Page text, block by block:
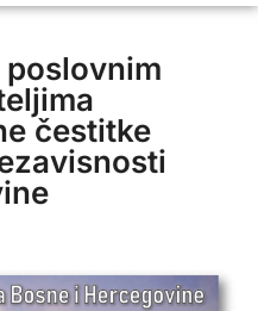
čestitke